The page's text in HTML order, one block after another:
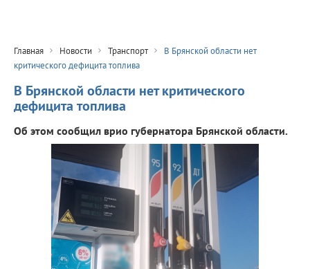
Главная Новости Транспорт
В Брянской области нет
критического дефицита топлива
В Брянской области нет критического
дефицита топлива
Об этом сообщил врио губернатора Брянской области.